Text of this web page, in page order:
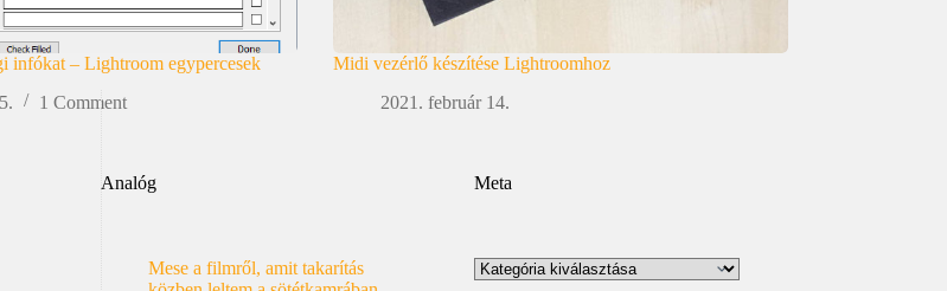
infókat – Lightroom egypercesek
1 Comment
Midi vezérlő készítése Lightroomhoz
2021. február 14.
Analóg
Mese a filmről, amit takarítás
Meta
Kategóriák